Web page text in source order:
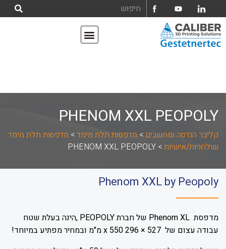
PHENOM XXL PEOPOLY
קליבר הנדסה ומחשבים > מדפסות תלת מימד> מדפסות תלת מימד
שולחניות/אישיות>
PHENOM XXL PEOPOLY
Phenom XXL by Peopoly
מדפסת Phenom XL של חברת PEOPOLY ,הינה בעלת שטח
עבודה עצום של 527 × 296 x 550 מ"מ ובמחיר מפתיע במיוחד!